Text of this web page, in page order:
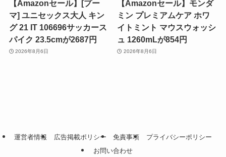
【Amazonセール】[プー
マ] ユニセックス大人 キン
グ 21 IT 106696サッカース
パイク 23.5cmが2687円
2026年8月6日
【Amazonセール】モンダ
ミン プレミアムケア ホワ
イトミント マウスウォッシ
ュ 1260mLが854円
2026年8月6日
運営者情報 広告掲載ポリシー 免責事項
プライバシーポリシー
お問い合わせ